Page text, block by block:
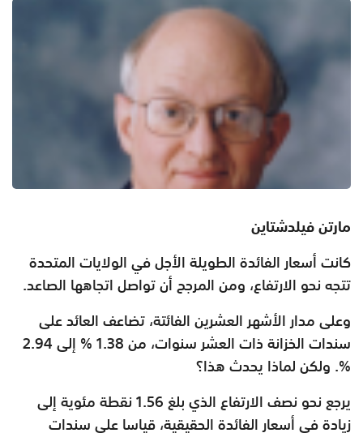
مارتن فيلدشتاين
كانت أسعار الفائدة الطويلة الأجل في الولايات المتحدة
تتجه نحو الارتفاع، ومن المرجح أن تواصل اتجاهها الصاعد.
وعلى مدار الأشهر العشرين الفائتة، تضاعف العائد على
سندات الخزانة ذات العشر سنوات، من 1.38 % إلى 2.94
%. ولكن لماذا يحدث هذا؟
يرجع نحو نصف الارتفاع الذي بلغ 1.56 نقطة مئوية إلى
زيادة في أسعار الفائدة الحقيقية، قياسا على سندات